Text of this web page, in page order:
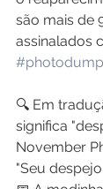
são mais de
assinalados
#photodump
🔍 Em
significa
November
"Seu